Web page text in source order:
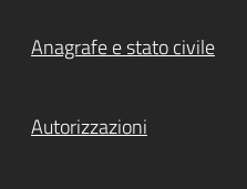
Anagrafe e stato civile
Autorizzazioni